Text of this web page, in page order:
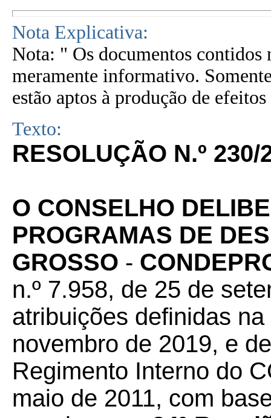
Nota Explicativa:
Nota: " Os documentos contidos
meramente informativo.
estão aptos à produção de
Texto:
RESOLUÇÃO N.º
O CONSELHO
PROGRAMAS DE
GROSSO -
n.º 7.958, de 25 de
atribuições definidas
novembro de 2019, e
Regimento Interno do
maio de 2011, com